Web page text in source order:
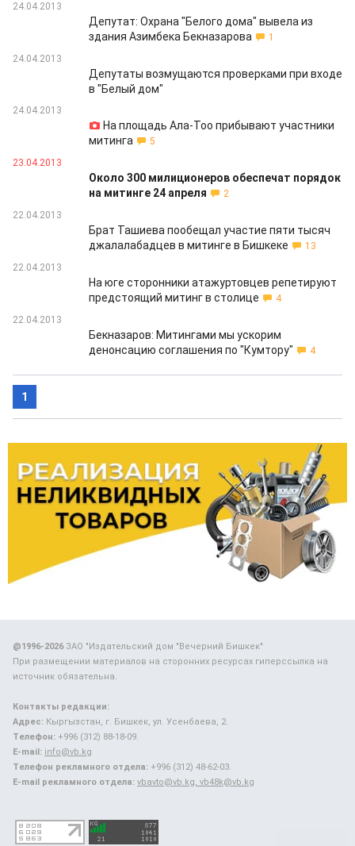
24.04.2013
Депутат: Охрана "Белого дома" вывела из
здания Азимбека Бекназарова
1
24.04.2013
Депутаты возмущаются проверками при входе
в "Белый дом"
24.04.2013
На площадь Ала-Тоо прибывают участники
митинга
5
23.04.2013
Около 300 милиционеров обеспечат порядок
на митинге 24 апреля
2
22.04.2013
Брат Ташиева пообещал участие пяти тысяч
джалалабадцев в митинге в Бишкеке
13
22.04.2013
На юге сторонники атажуртовцев репетируют
предстоящий митинг в столице
4
22.04.2013
Бекназаров: Митингами мы ускорим
денонсацию соглашения по "Кумтору"
4
1
@1996-2026ЗАО "Издательский дом "Вечерний Бишкек"
При размещении материалов на сторонних ресурсах гиперссылка на
источник обязательна.
Контакты редакции:
Адрес: Кыргызстан, г. Бишкек, ул. Усенбаева, 2.
Телефон: +996 (312) 88-18-09.
E-mail: info@vb.kg
Телефон рекламного отдела: +996 (312) 48-62-03.
E-mail рекламного отдела: vbavto@vb.kg, vb48k@vb.kg